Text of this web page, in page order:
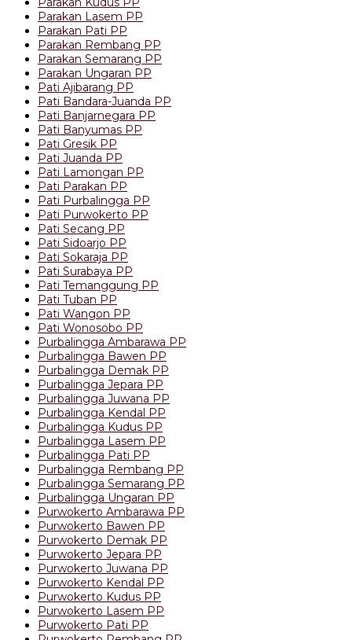
Parakan Lasem PP
Parakan Pati PP
Parakan Rembang PP
Parakan Semarang PP
Parakan Ungaran PP
Pati Ajibarang PP
Pati Bandara-Juanda PP
Pati Banjarnegara PP
Pati Banyumas PP
Pati Gresik PP
Pati Juanda PP
Pati Lamongan PP
Pati Parakan PP
Pati Purbalingga PP
Pati Purwokerto PP
Pati Secang PP
Pati Sidoarjo PP
Pati Sokaraja PP
Pati Surabaya PP
Pati Temanggung PP
Pati Tuban PP
Pati Wangon PP
Pati Wonosobo PP
Purbalingga Ambarawa PP
Purbalingga Bawen PP
Purbalingga Demak PP
Purbalingga Jepara PP
Purbalingga Juwana PP
Purbalingga Kendal PP
Purbalingga Kudus PP
Purbalingga Lasem PP
Purbalingga Pati PP
Purbalingga Rembang PP
Purbalingga Semarang PP
Purbalingga Ungaran PP
Purwokerto Ambarawa PP
Purwokerto Bawen PP
Purwokerto Demak PP
Purwokerto Jepara PP
Purwokerto Juwana PP
Purwokerto Kendal PP
Purwokerto Kudus PP
Purwokerto Lasem PP
Purwokerto Pati PP